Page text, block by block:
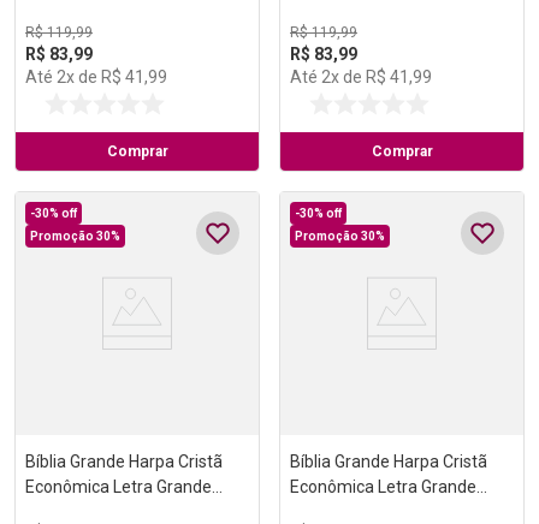
R$ 119,99
R$ 83,99
Até 2x de R$ 41 ,99
Comprar
R$ 119,99
R$ 83,99
Até 2x de R$ 41 ,99
Comprar
-30% off
Promoção 30%
Bíblia Grande Harpa Cristã
Econômica Letra Grande
-30% off
Promoção 30%
Bíblia Grande Harpa Cristã
Econômica Letra Grande